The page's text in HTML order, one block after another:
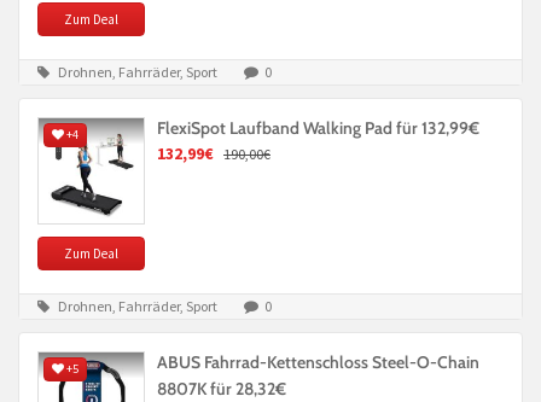
Zum Deal
Drohnen, Fahrräder, Sport 0
+4
Zum Deal
FlexiSpot Laufband Walking Pad für 132,99€
132,99€ 190,00€
Drohnen, Fahrräder, Sport 0
+5
ABUS Fahrrad-Kettenschloss Steel-O-Chain
8807K für 28,32€